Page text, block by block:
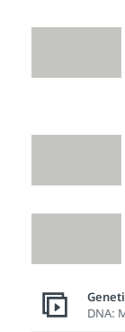
DNA: